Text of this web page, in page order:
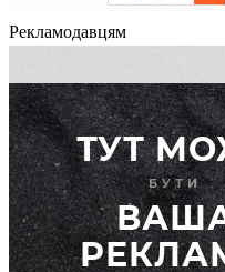
Рекламодавцям